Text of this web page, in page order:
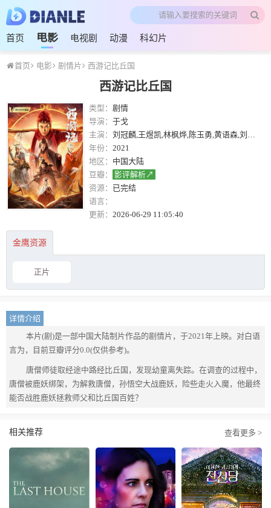
首页 电影 电视剧 动漫 科幻片
首页 电影 剧情片 西游记比丘国
西游记比丘国
类型： 剧情
导演： 于戈
主演： 刘冠麟,王煜凯,林枫烨,陈玉勇,黄语森,刘馨棋
年份： 2021
地区： 中国大陆
豆瓣：
影评解析↗
资源： 已完结
语言：
更新： 2026-06-29 11:05:40
金鹰资源
正片
详情介绍
本片(剧)是一部中国大陆制片作品的剧情片，于2021年上映。对白语
言为，目前豆瓣评分0.0(仅供参考)。
唐僧师徒取经途中路经比丘国，发现幼童离失踪。在调查的过程中，
唐僧被鹿妖绑架，为解救唐僧，孙悟空大战鹿妖，险些走火入魔，他最终
能否战胜鹿妖拯救师父和比丘国百姓？
相关推荐 查看更多 >